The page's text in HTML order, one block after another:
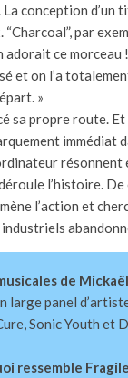
conception d’un
par
adorait ce
et on l’a
»
sa propre route.
immédiat
résonnent
l’histoire.
l’action et
de
large panel
Sonic Youth et
ressemble